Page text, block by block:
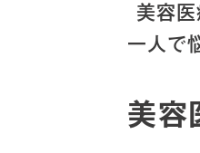
美容
一人で
美容